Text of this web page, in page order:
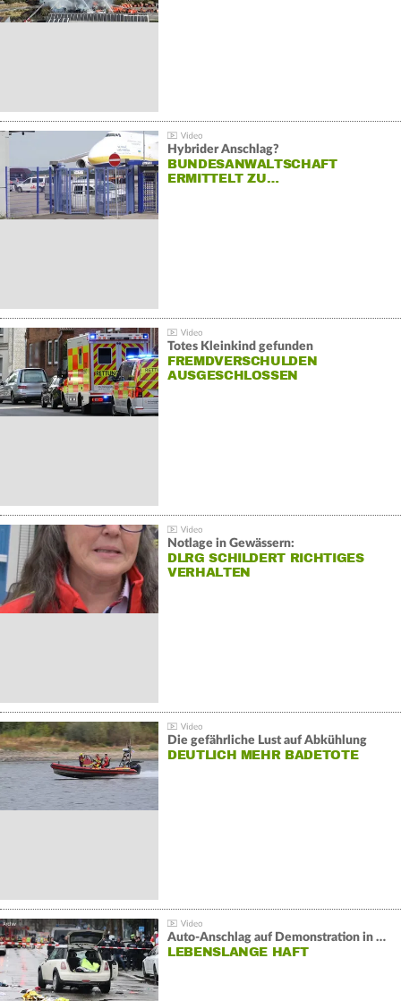
Hybrider Anschlag?
BUNDESANWALTSCHAFT
ERMITTELT ZU…
Totes Kleinkind gefunden
FREMDVERSCHULDEN
AUSGESCHLOSSEN
Notlage in Gewässern:
DLRG SCHILDERT RICHTIGES
VERHALTEN
Die gefährliche Lust auf Abkühlung
DEUTLICH MEHR BADETOTE
Auto-Anschlag auf Demonstration in München:
LEBENSLANGE HAFT